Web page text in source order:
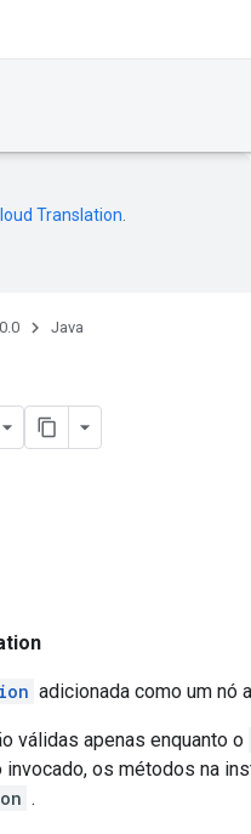
Translation
Java
adicionada como um nó
válidas apenas enquanto o
os métodos na
.